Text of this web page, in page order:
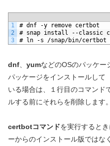
1
2
3
# dnf -y remove certbot
# snap install --classic
# ln -s /snap/bin/certbot
dnf yumなどのOSのパッケー
パッケージをインストールして
いる場合は、１行目のコマンド
ルする前にそれらを削除します。
certbotコマンドを実行すると
ーからのインストール版ではなく